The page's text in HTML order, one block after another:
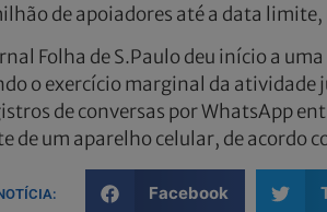
de apoiadores até a data
Folha de S.Paulo deu início a
o exercício marginal da atividade
de conversas por WhatsApp
de um aparelho celular, de acordo
Facebook